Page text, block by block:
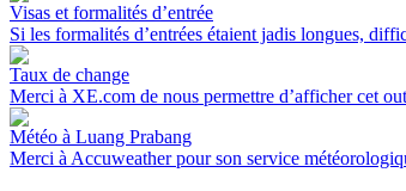
Visas et formalités d’entrée
Si les formalités d’entrées étaient jadis longues,
Taux de change
Merci à XE.com de nous permettre d’afficher cet
Météo à Luang Prabang
Merci à Accuweather pour son service